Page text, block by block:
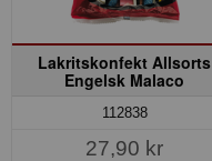
Lakritskonfekt Allsorts
Engelsk Malaco
112838
27,90 kr